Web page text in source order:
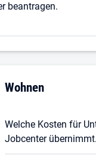
beantragen.
Wohnen
Welche Kosten für
Jobcenter übernimmt.